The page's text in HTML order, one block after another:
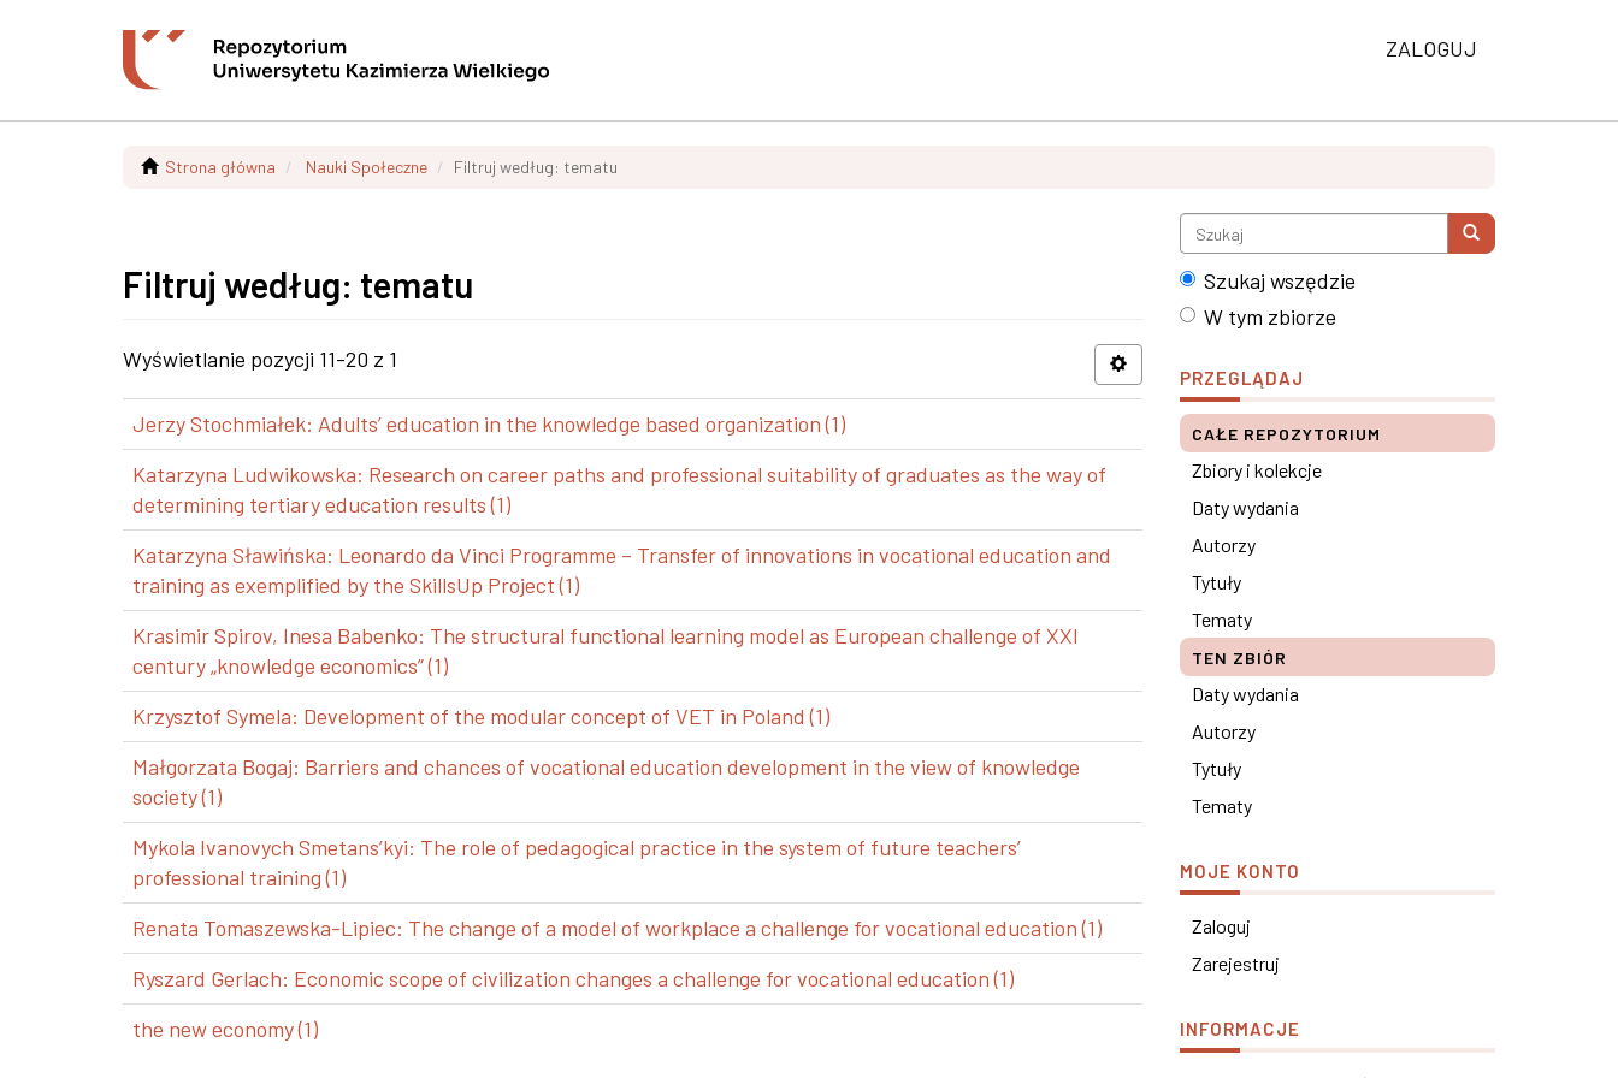
ZALOGUJ
Strona główna Nauki Społeczne Filtruj według: tematu
Filtruj według: tematu
Wyświetlanie pozycji 11-20 z 1
Jerzy Stochmiałek: Adults’ education in the knowledge based organization (1)
Katarzyna Ludwikowska: Research on career paths and professional suitability of graduates as the way of
determining tertiary education results (1)
Katarzyna Sławińska: Leonardo da Vinci Programme – Transfer of innovations in vocational education and
training as exemplified by the SkillsUp Project (1)
Krasimir Spirov, Inesa Babenko: The structural functional learning model as European challenge of XXI
century „knowledge economics” (1)
Krzysztof Symela: Development of the modular concept of VET in Poland (1)
Małgorzata Bogaj: Barriers and chances of vocational education development in the view of knowledge
society (1)
Mykola Ivanovych Smetans’kyi: The role of pedagogical practice in the system of future teachers’
professional training (1)
Renata Tomaszewska-Lipiec: The change of a model of workplace a challenge for vocational education (1)
Ryszard Gerlach: Economic scope of civilization changes a challenge for vocational education (1)
the new economy (1)
Szukaj wszędzie
W tym zbiorze
PRZEGLĄDAJ
CAŁE REPOZYTORIUM
Zbiory i kolekcje
Daty wydania
Autorzy
Tytuły
Tematy
TEN ZBIÓR
Daty wydania
Autorzy
Tytuły
Tematy
MOJE KONTO
Zaloguj
Zarejestruj
INFORMACJE